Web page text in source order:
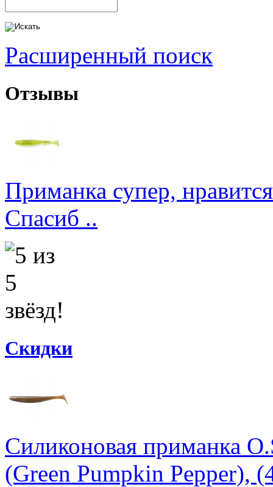
Расширенный поиск
Отзывы
Приманка супер,
Спасиб ..
Скидки
Силиконовая приманка
(Green Pumpkin Pepper),